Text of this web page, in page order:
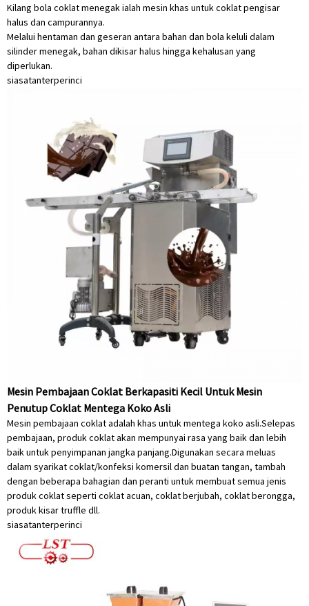
Kilang bola coklat menegak ialah mesin khas untuk coklat pengisar
halus dan campurannya.
Melalui hentaman dan geseran antara bahan dan bola keluli dalam
silinder menegak, bahan dikisar halus hingga kehalusan yang
diperlukan.
siasatanterperinci
Mesin Pembajaan Coklat Berkapasiti Kecil Untuk Mesin
Penutup Coklat Mentega Koko Asli
Mesin pembajaan coklat adalah khas untuk mentega koko asli.Selepas
pembajaan, produk coklat akan mempunyai rasa yang baik dan lebih
baik untuk penyimpanan jangka panjang.Digunakan secara meluas
dalam syarikat coklat/konfeksi komersil dan buatan tangan, tambah
dengan beberapa bahagian dan peranti untuk membuat semua jenis
produk coklat seperti coklat acuan, coklat berjubah, coklat berongga,
produk kisar truffle dll.
siasatanterperinci